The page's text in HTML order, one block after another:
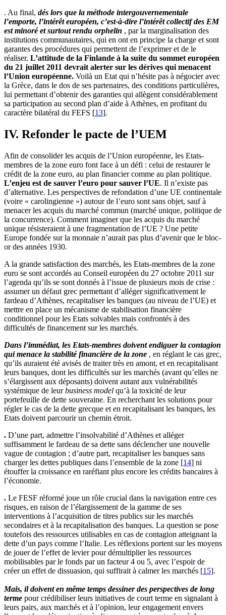
. Au final, dés lors que la méthode intergouvernementale
l’emporte, l’intérêt européen, c’est-à-dire l’intérêt collectif des EM
est minoré et surtout rendu orphelin , par la marginalisation des
institutions communautaires, qui en ont en principe la charge et sont
garantes des procédures qui permettent de l’exprimer et de le
réaliser. L’attitude de la Finlande à la suite du sommet européen
du 21 juillet 2011 devrait alerter sur les dérives qui menacent
l’Union européenne. Voilà un Etat qui n’hésite pas à négocier avec
la Grèce, dans le dos de ses partenaires, des conditions particulières,
lui permettant d’obtenir des garanties qui allègent considérablement
sa participation au second plan d’aide à Athènes, en profitant du
caractère bilatéral du FEFS [13].
IV. Refonder le pacte de l’UEM
Afin de consolider les acquis de l’Union européenne, les Etats-
membres de la zone euro font face à un défi : celui de restaurer le
crédit de la zone euro, au plan financier comme au plan politique.
L’enjeu est de sauver l’euro pour sauver l’UE. Il n’existe pas
d’alternative. Les perspectives de refondation d’une UE continentale
(voire « carolingienne ») autour de l’euro sont sans objet, sauf à
menacer les acquis du marché commun (marché unique, politique de
la concurrence). Comment imaginer que les acquis du marché
unique résisteraient à une fragmentation de l’UE ? Une petite
Europe fondée sur la monnaie n’aurait pas plus d’avenir que le bloc-
or des années 1930.
A la grande satisfaction des marchés, les Etats-membres de la zone
euro se sont accordés au Conseil européen du 27 octobre 2011 sur
l’agenda qu’ils se sont donnés à l’issue de plusieurs mois de crise :
assumer un défaut grec permettant d’alléger significativement le
fardeau d’Athènes, recapitaliser les banques (au niveau de l’UE) et
mettre en place un mécanisme de stabilisation financière
conditionnel pour les Etats solvables mais confrontés à des
difficultés de financement sur les marchés.
Dans l’immédiat, les Etats-membres doivent endiguer la contagion
qui menace la stabilité financière de la zone , en réglant le cas grec,
qu’ils auraient été avisés de traiter très en amont, et en recapitalisant
leurs banques, dont les difficultés sur les marchés (avant qu’elles ne
s’élargissent aux déposants) doivent autant aux vulnérabilités
systémique de leurbusiness model qu’à la toxicité de leur
portefeuille de dette souveraine. En recherchant les solutions pour
régler le cas de la dette grecque et en recapitalisant les banques, les
Etats doivent parcourir un chemin étroit.
. D’une part, admettre l’insolvabilité d’Athènes et alléger
suffisamment le fardeau de sa dette sans déclencher une nouvelle
vague de contagion ; d’autre part, recapitaliser les banques sans
charger les dettes publiques dans l’ensemble de la zone [14] ni
étouffer la croissance en raréfiant plus encore les crédits bancaires à
l’économie.
. Le FESF réformé joue un rôle crucial dans la navigation entre ces
risques, en raison de l’élargissement de la gamme de ses
interventions à l’acquisition de titres publics sur les marchés
secondaires et à la recapitalisation des banques. La question se pose
toutefois des ressources utilisables en cas de contagion atteignant la
dette d’un pays comme l’Italie. Les réflexions portent sur les moyens
de jouer de l’effet de levier pour démultiplier les ressources
mobilisables par le fonds par un facteur 4 ou 5, avec l’espoir de
créer un effet de dissuasion, qui suffirait à calmer les marchés [15].
Mais, il doivent en même temps dessiner des perspectives de long
terme pour crédibiliser leurs initiatives de court terme en signalant à
leurs pairs, aux marchés et à l’opinion, leur engagement envers